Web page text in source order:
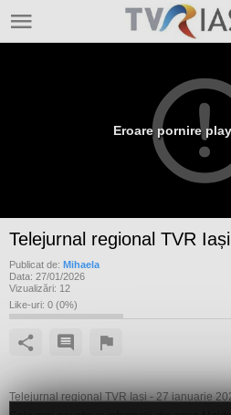
Eroare pornire
Telejurnal regional TVR
Publicat de: Mihaela
Data: 27/01/2026
Vizualizări: 12
Like-uri: 0 (0%)
Telejurnal regional TVR Iași - 27 ianuarie